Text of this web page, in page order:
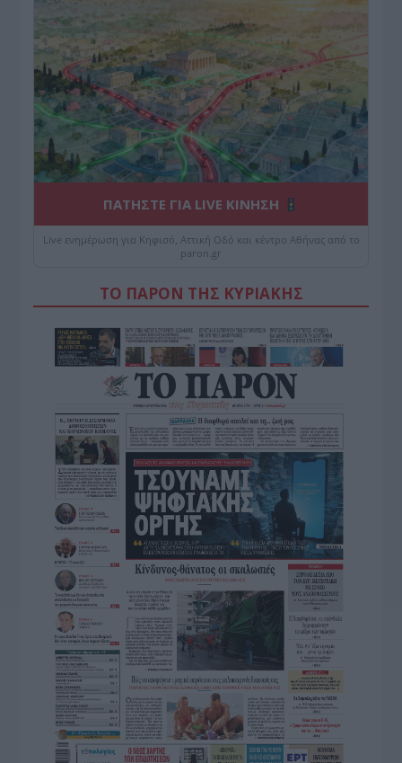
ΠΑΤΗΣΤΕ ΓΙΑ LIVE ΚΙΝΗΣΗ
Live ενημέρωση για Κηφισό, Αττική Οδό και κέντρο Αθήνας από το
paron.gr
ΤΟ ΠΑΡΟΝ ΤΗΣ ΚΥΡΙΑΚΗΣ